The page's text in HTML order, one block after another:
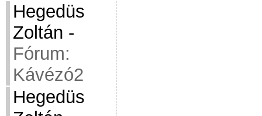
Hegedüs
Zoltán -
Fórum:
Kávézó2
Hegedüs